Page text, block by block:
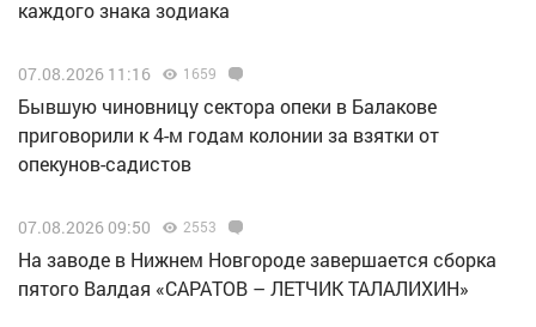
каждого знака зодиака
07.08.2026 11:16 1659
Бывшую чиновницу сектора опеки в Балакове
приговорили к 4-м годам колонии за взятки от
опекунов-садистов
07.08.2026 09:50 2553
Н️а заводе в Нижнем Новгороде завершается сборка
пятого Валдая «САРАТОВ – ЛЕТЧИК ТАЛАЛИХИН»